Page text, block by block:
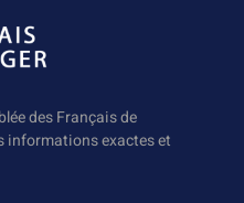
des Français de
informations exactes et